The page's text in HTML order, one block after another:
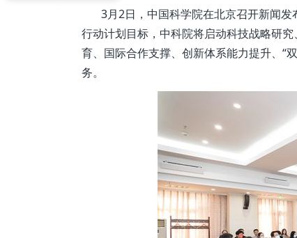
3月2日，中国科学院在北京召开新闻发
行动计划目标，中科院将启动科技战略研
育、国际合作支撑、创新体系能力提升、“
务。